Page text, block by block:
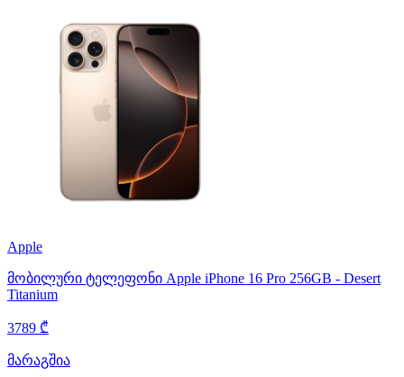
Apple
მობილური ტელეფონი Apple iPhone 16 Pro 256GB - Desert
Titanium
3789 ₾
მარაგშია